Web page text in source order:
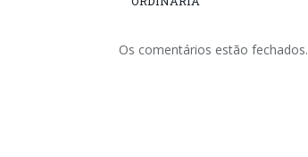
Os comentários estão fechados.